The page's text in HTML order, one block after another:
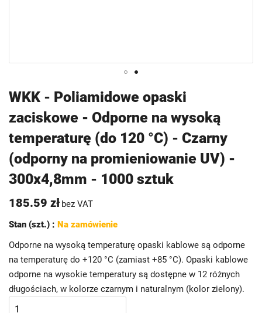
WKK - Poliamidowe opaski
zaciskowe - Odporne na wysoką
temperaturę (do 120 °C) - Czarny
(odporny na promieniowanie UV) -
300x4,8mm - 1000 sztuk
185.59 zł bez VAT
Stan (szt.) : Na zamówienie
Odporne na wysoką temperaturę opaski kablowe są odporne
na temperaturę do +120 °C (zamiast +85 °C). Opaski kablowe
odporne na wysokie temperatury są dostępne w 12 różnych
długościach, w kolorze czarnym i naturalnym (kolor zielony).
na
początek
galerii